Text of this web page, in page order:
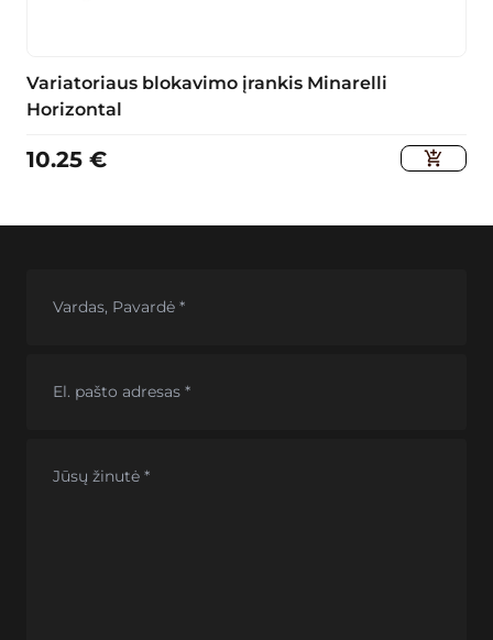
Variatoriaus blokavimo įrankis Minarelli
Horizontal
10.25 €